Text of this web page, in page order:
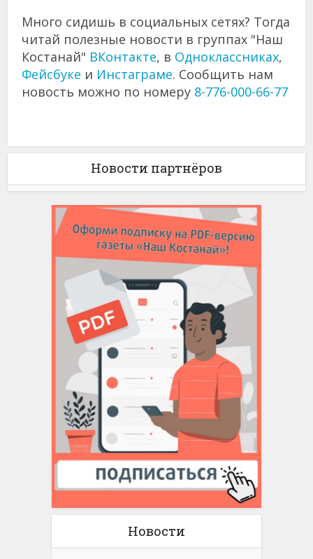
Много сидишь в социальных сетях? Тогда
читай полезные новости в группах "Наш
Костанай" ВКонтакте, в Одноклассниках,
Фейсбуке и Инстаграме. Сообщить нам
новость можно по номеру 8-776-000-66-77
Новости партнёров
Новости